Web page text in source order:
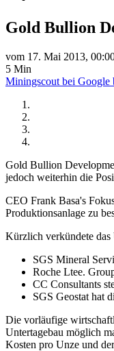
Gold Bullion
vom 17. Mai 2013,
5 Min
Miningscout bei Google
Gold Bullion
jedoch weiterhin die
CEO Frank Basa's
Produktionsanlage zu
Kürzlich verkündete das
SGS Mineral
Roche Ltee.
CC Consultants
SGS Geostat hat
Die vorläufige
Untertagebau möglich
Kosten pro Unze und